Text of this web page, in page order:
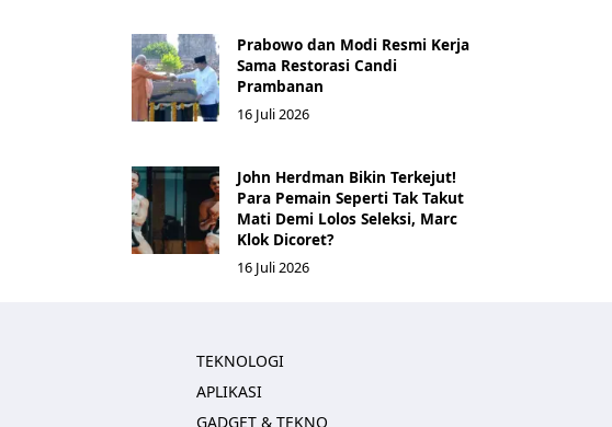
Prabowo dan Modi Resmi Kerja
Sama Restorasi Candi
Prambanan
16 Juli 2026
John Herdman Bikin Terkejut!
Para Pemain Seperti Tak Takut
Mati Demi Lolos Seleksi, Marc
Klok Dicoret?
16 Juli 2026
TEKNOLOGI
APLIKASI
GADGET & TEKNO